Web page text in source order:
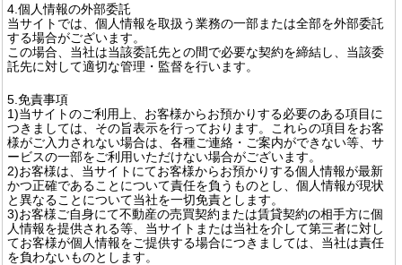
4.個人情報の外部委託
当サイトでは、個人情報を取扱う業務の一部または全部を外部委託
する場合がございます。
この場合、当社は当該委託先との間で必要な契約を締結し、当該委
託先に対して適切な管理・監督を行います。
5.免責事項
1)当サイトのご利用上、お客様からお預かりする必要のある項目に
つきましては、その旨表示を行っております。これらの項目をお客
様がご入力されない場合は、各種ご連絡・ご案内ができない等、サ
ービスの一部をご利用いただけない場合がございます。
2)お客様は、当サイトにてお客様からお預かりする個人情報が最新
かつ正確であることについて責任を負うものとし、個人情報が現状
と異なることについて当社を一切免責とします。
3)お客様ご自身にて不動産の売買契約または賃貸契約の相手方に個
人情報を提供される等、当サイトまたは当社を介して第三者に対し
てお客様が個人情報をご提供する場合につきましては、当社は責任
を負わないものとします。